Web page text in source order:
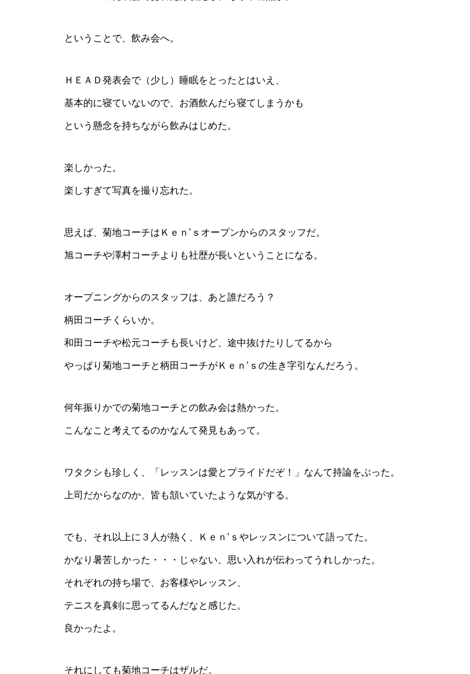
ということで、飲み会へ。
ＨＥＡＤ発表会で（少し）睡眠をとったとはいえ、
基本的に寝ていないので、お酒飲んだら寝てしまうかも
という懸念を持ちながら飲みはじめた。
楽しかった。
楽しすぎて写真を撮り忘れた。
思えば、菊地コーチはＫｅｎ’ｓオープンからのスタッフだ。
旭コーチや澤村コーチよりも社歴が長いということになる。
オープニングからのスタッフは、あと誰だろう？
柄田コーチくらいか。
和田コーチや松元コーチも長いけど、途中抜けたりしてるから
やっぱり菊地コーチと柄田コーチがＫｅｎ’ｓの生き字引なんだろう。
何年振りかでの菊地コーチとの飲み会は熱かった。
こんなこと考えてるのかなんて発見もあって。
ワタクシも珍しく、「レッスンは愛とプライドだぞ！」なんて持論をぶった。
上司だからなのか、皆も頷いていたような気がする。
でも、それ以上に３人が熱く、Ｋｅｎ’ｓやレッスンについて語ってた。
かなり暑苦しかった・・・じゃない、思い入れが伝わってうれしかった。
それぞれの持ち場で、お客様やレッスン、
テニスを真剣に思ってるんだなと感じた。
良かったよ。
それにしても菊地コーチはザルだ。